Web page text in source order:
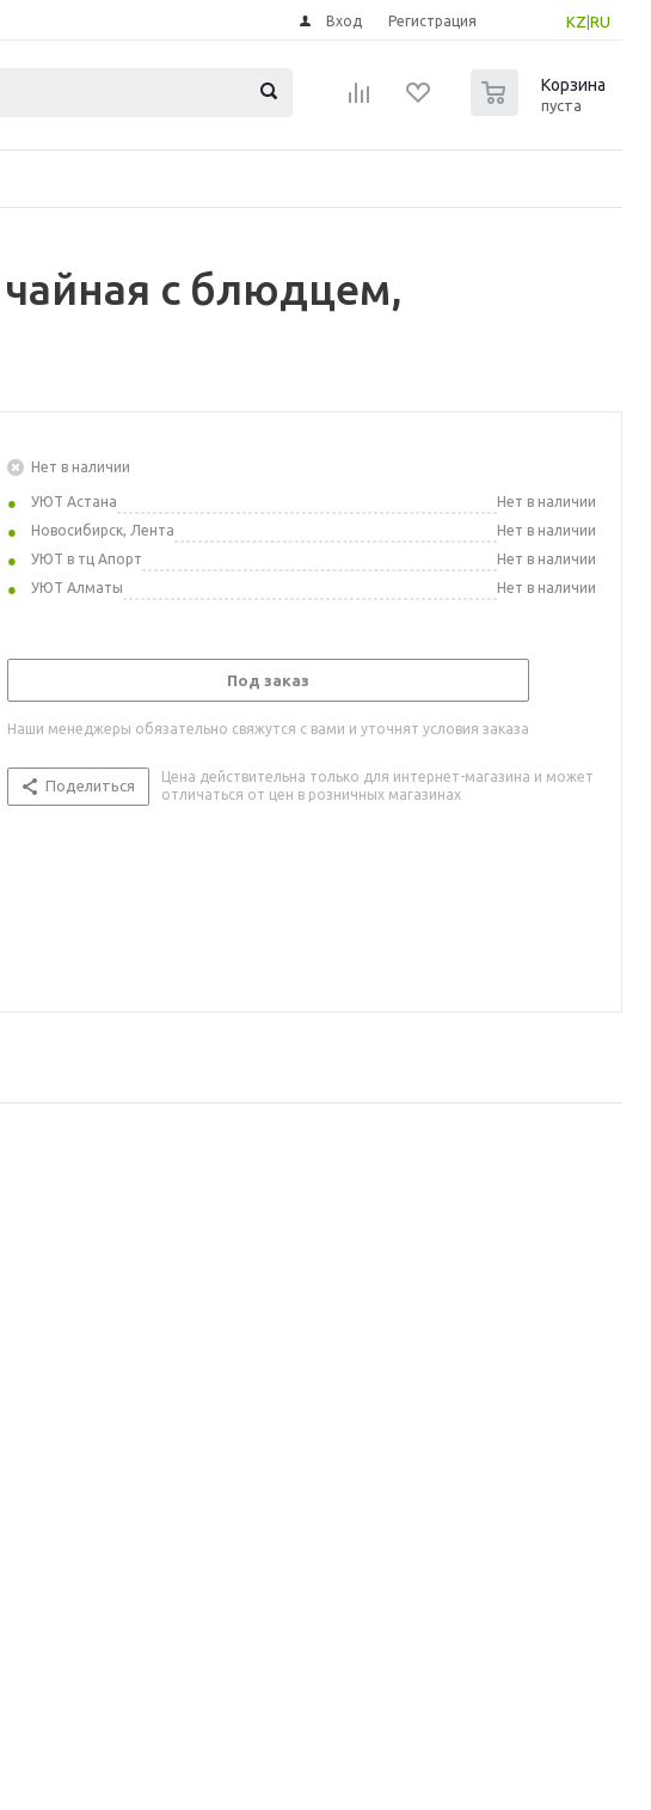
KZ RU
Вход Регистрация
Корзина
пуста
с блюдцем,
Нет в наличии
УЮТ Астана
Нет в наличии
Новосибирск, Лента
Нет в наличии
УЮТ в тц Апорт
Нет в наличии
УЮТ Алматы
Нет в наличии
Под заказ
Наши менеджеры обязательно свяжутся с вами и уточнят условия заказа
Поделиться
Цена действительна только для интернет-магазина и может
отличаться от цен в розничных магазинах